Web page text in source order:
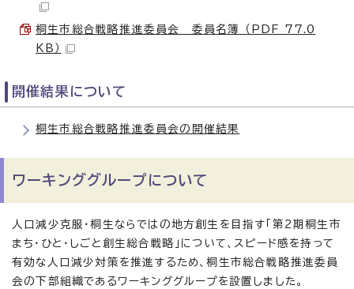
桐生市総合戦略推進委員会 委員名簿 （PDF 77.0
KB）
開催結果について
桐生市総合戦略推進委員会の開催結果
ワーキンググループについて
人口減少克服・桐生ならではの地方創生を目指す「第2期桐生市
まち・ひと・しごと創生総合戦略」について、スピード感を持って
有効な人口減少対策を推進するため、桐生市総合戦略推進委員
会の下部組織であるワーキンググループを設置しました。